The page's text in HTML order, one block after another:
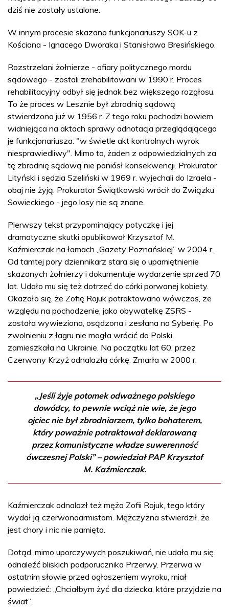
dziś nie zostały ustalone.
W innym procesie skazano funkcjonariuszy SOK-u z
Kościana - Ignacego Dworaka i Stanisława Bresińskiego.
Rozstrzelani żołnierze - ofiary politycznego mordu
sądowego - zostali zrehabilitowani w 1990 r. Proces
rehabilitacyjny odbył się jednak bez większego rozgłosu.
To że proces w Lesznie był zbrodnią sądową
stwierdzono już w 1956 r. Z tego roku pochodzi bowiem
widniejąca na aktach sprawy adnotacja przeglądającego
je funkcjonariusza: "w świetle akt kontrolnych wyrok
niesprawiedliwy". Mimo to, żaden z odpowiedzialnych za
tę zbrodnię sądową nie poniósł konsekwencji. Prokurator
Lityński i sędzia Szeliński w 1969 r. wyjechali do Izraela -
obaj nie żyją. Prokurator Świątkowski wrócił do Związku
Sowieckiego - jego losy nie są znane.
Pierwszy tekst przypominający potyczkę i jej
dramatyczne skutki opublikował Krzysztof M.
Kaźmierczak na łamach „Gazety Poznańskiej” w 2004 r.
Od tamtej pory dziennikarz stara się o upamiętnienie
skazanych żołnierzy i dokumentuje wydarzenie sprzed 70
lat. Udało mu się też dotrzeć do córki porwanej kobiety.
Okazało się, że Zofię Rojuk potraktowano wówczas, ze
względu na pochodzenie, jako obywatelkę ZSRS -
została wywieziona, osądzona i zesłana na Syberię. Po
zwolnieniu z łagru nie mogła wrócić do Polski,
zamieszkała na Ukrainie. Na początku lat 60. przez
Czerwony Krzyż odnalazła córkę. Zmarła w 2000 r.
„Jeśli żyje potomek odważnego polskiego
dowódcy, to pewnie wciąż nie wie, że jego
ojciec nie był zbrodniarzem, tylko bohaterem,
który poważnie potraktował deklarowaną
przez komunistyczne władze suwerenność
ówczesnej Polski” – powiedział PAP Krzysztof
M. Kaźmierczak.
Kaźmierczak odnalazł też męża Zofii Rojuk, tego który
wydał ją czerwonoarmistom. Mężczyzna stwierdził, że
jest chory i nic nie pamięta.
Dotąd, mimo uporczywych poszukiwań, nie udało mu się
odnaleźć bliskich podporucznika Przerwy. Przerwa w
ostatnim słowie przed ogłoszeniem wyroku, miał
powiedzieć: „Chciałbym żyć dla dziecka, które przyjdzie na
świat”.